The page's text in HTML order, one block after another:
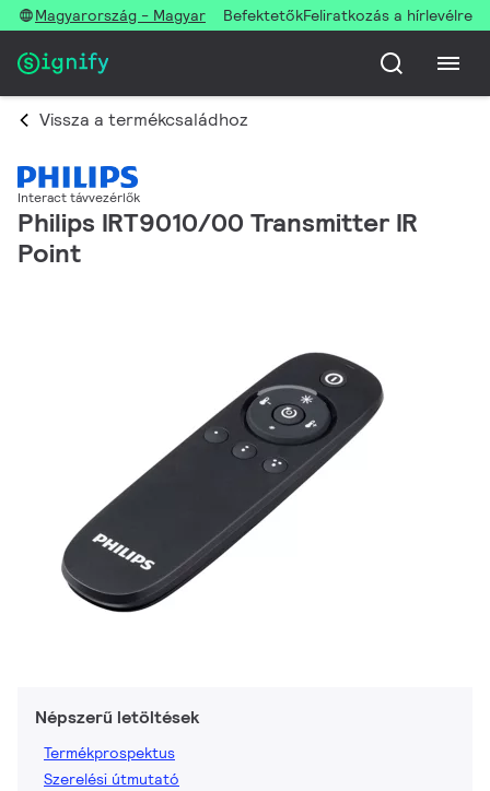
Magyarország - Magyar BefektetőkFeliratkozás a hírlevélre
Vissza a termékcsaládhoz
Interact távvezérlők
Philips IRT9010/00 Transmitter IR
Point
Népszerű letöltések
Termékprospektus
Szerelési útmutató